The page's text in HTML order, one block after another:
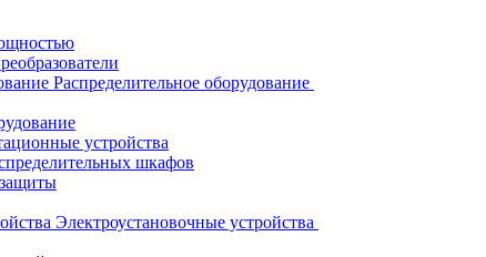
Распределительное оборудование
устройства
шкафов
Электроустановочные устройства